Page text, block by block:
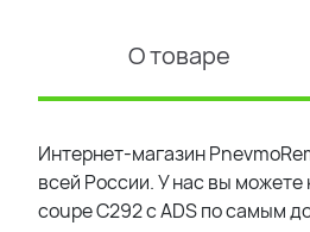
О товаре
Интернет-магазин
всей России. У нас вы
coupe C292 с ADS по самым